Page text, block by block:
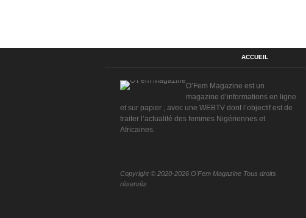
ACCUEIL
O’Fem Magazine est un
magazine d’informations en ligne
et sur papier , avec une WEBTV dont l’objectif est de
traiter l’actualité des femmes Nigériennes et
Africaines.
Copyright © 2020-2026 O'Fem Magazine Tous droits
réservés